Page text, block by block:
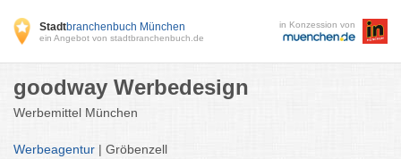
Stadtbranchenbuch München
ein Angebot von stadtbranchenbuch.de
in Konzession von
goodway Werbedesign
Werbemittel München
Werbeagentur | Gröbenzell